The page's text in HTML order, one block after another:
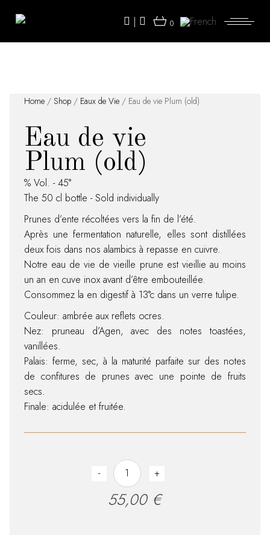
| 0
Home /Shop / Eaux de Vie / Eau de vie Plum (old)
Eau de vie
Plum (old)
% Vol. - 45°
The 50 cl bottle - Sold individually
Prunes d’ente récoltées vers la fin de l’été.
Après une fermentation naturelle, elles sont distillées
deux fois dans nos alambics à repasse en cuivre.
Notre eau de vie de vieille prune est vieillie au moins
un an en cuve inox avant d’être embouteillée.
Consommez la en digestif à 13°c dans un verre tulipe.
Couleur: ambrée aux reflets ocres.
Nez: pruneau d’Agen, avec des notes toastées,
vanillées.
Palais: ferme, sec, à la maturité parfaite sur des notes
de confitures de prunes avec une pointe de fruits
secs.
Finale: acidulée et fruitée.
Plum (old) quantity
- +
55,00 €